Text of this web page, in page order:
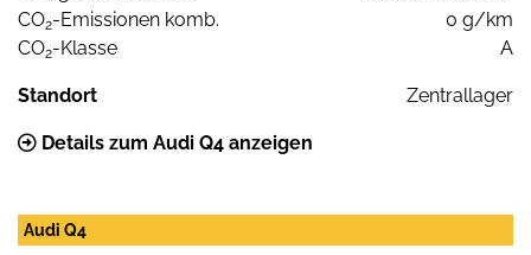
CO2-Emissionen komb.
0 g/km
CO2-Klasse A
Standort Zentrallager
Details zum Audi Q4 anzeigen
Audi Q4